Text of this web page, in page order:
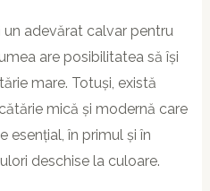
adevărat calvar pentru
are posibilitatea să își
mare. Totuși, există
mică și modernă care
esențial, în primul și în
deschise la culoare.